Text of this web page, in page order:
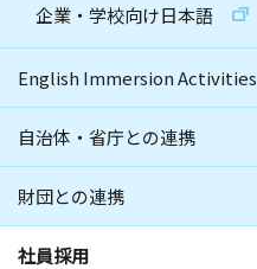
企業・学校向け日本語
English Immersion Activities
自治体・省庁との連携
財団との連携
社員採用